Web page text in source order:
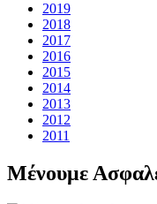
2019
2018
2017
2016
2015
2014
2013
2012
2011
Μένουμε